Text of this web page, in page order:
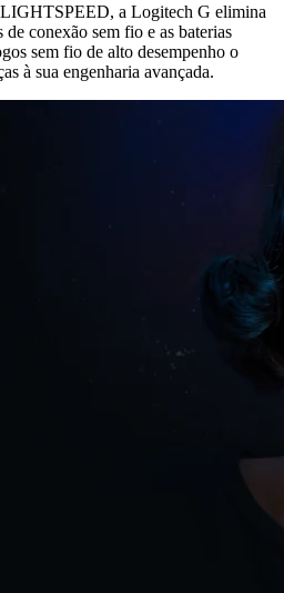
a Logitech G elimina
de conexão sem fio e as baterias
sem fio de alto desempenho o
à sua engenharia avançada.